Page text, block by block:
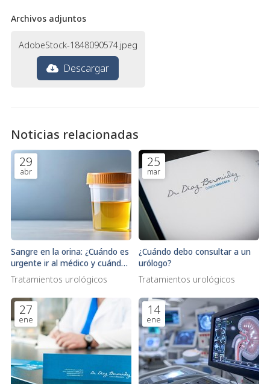
Archivos adjuntos
AdobeStock-1848090574.jpeg
Descargar
Noticias relacionadas
29
abr
Sangre en la orina: ¿Cuándo es
urgente ir al médico y cuándo
puede esperar?
Tratamientos urológicos
25
mar
¿Cuándo debo consultar a un
urólogo?
Tratamientos urológicos
27
ene
14
ene